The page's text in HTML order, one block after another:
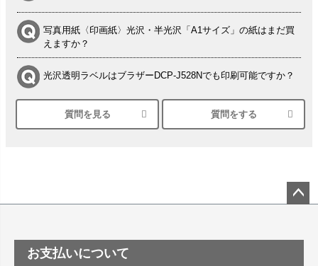
写真用紙〈印画紙〉光沢・半光沢「A1サイズ」の紙はまだ買
えますか？
光沢透明ラベルはブラザーDCP-J528Nでも印刷可能ですか？
シルバーペーパーにEPSON EP-30VAで印刷するときの設定
は？
塩ビのロール紙で離型紙が透明の商品はありますか
つや消し半透明ラベルのロールタイプはありますか？
質問を見る 質問をする
ップ
お支払いについて